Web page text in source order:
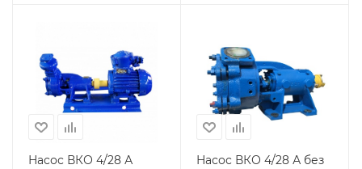
Насос ВКО 4/28 А
Насос ВКО 4/28 А без